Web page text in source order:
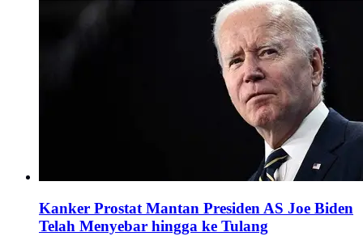
Kanker Prostat Mantan Presiden AS Joe Biden
Telah Menyebar hingga ke Tulang